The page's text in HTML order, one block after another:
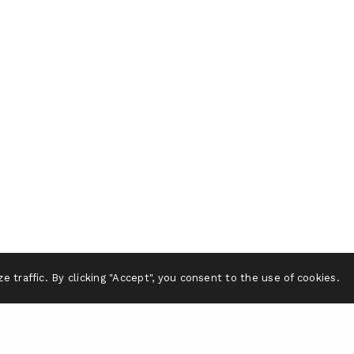
traffic. By clicking "Accept", you consent to the use of cookies.